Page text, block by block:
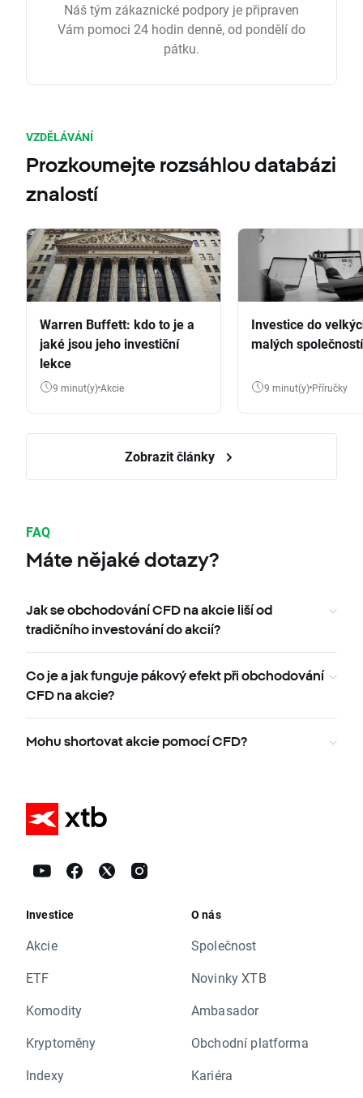
Náš tým zákaznické podpory je připraven
Vám pomoci 24 hodin denně, od pondělí do
pátku.
VZDĚLÁVÁNÍ
Prozkoumejte rozsáhlou databázi
znalostí
Warren Buffett: kdo to je a
jaké jsou jeho investiční
lekce
9 minut(y) Akcie
Investice do
malých společností
9 minut(y) Příručky
Zobrazit články
FAQ
Máte nějaké dotazy?
Jak se obchodování CFD na akcie liší od
tradičního investování do akcií?
Co je a jak funguje pákový efekt při obchodování
CFD na akcie?
Mohu shortovat akcie pomocí CFD?
Investice
Akcie
ETF
Komodity
Kryptoměny
Indexy
O nás
Společnost
Novinky XTB
Ambasador
Obchodní platforma
Kariéra